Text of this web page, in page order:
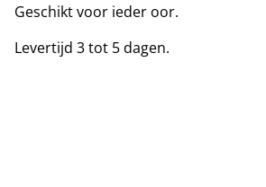
Geschikt voor ieder oor.
Levertijd 3 tot 5 dagen.